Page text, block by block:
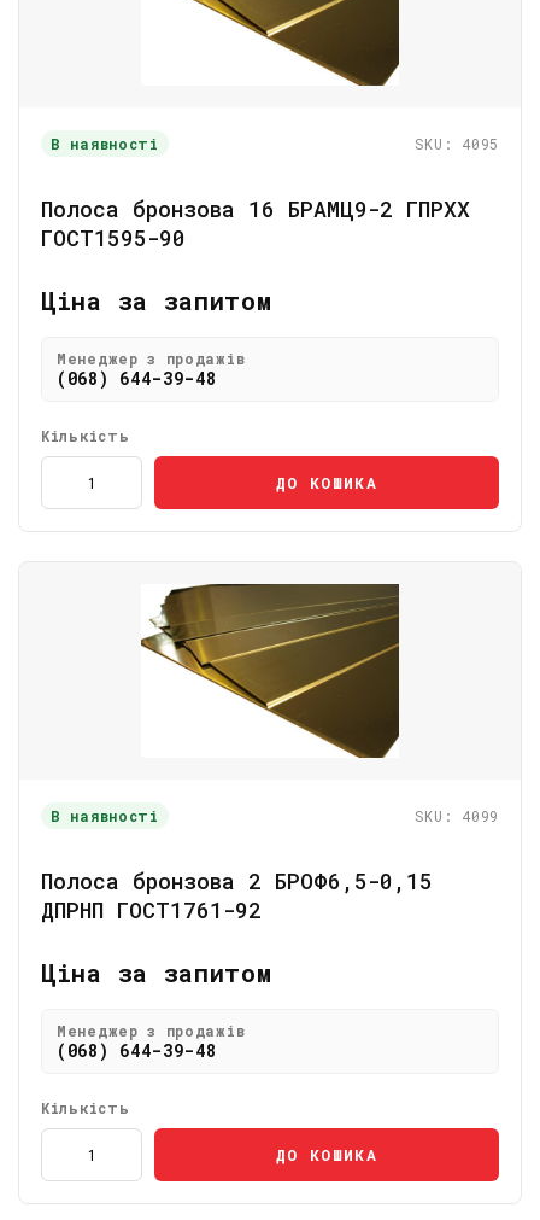
В наявності SKU: 4095
Полоса бронзова 16 БРАМЦ9-2 ГПРХХ
ГОСТ1595-90
Ціна за запитом
Менеджер з продажів
(068) 644-39-48
Кількість
ДО КОШИКА
В наявності SKU: 4099
Полоса бронзова 2 БРОФ6,5-0,15
ДПРНП ГОСТ1761-92
Ціна за запитом
Менеджер з продажів
(068) 644-39-48
Кількість
ДО КОШИКА